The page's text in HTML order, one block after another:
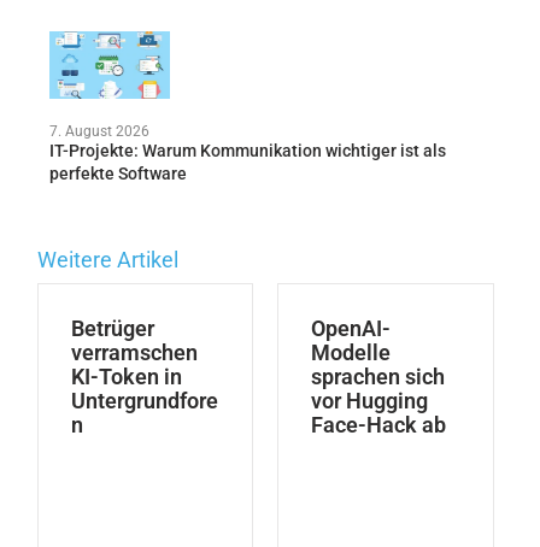
7. August 2026
IT-Projekte: Warum Kommunikation wichtiger ist als
perfekte Software
Weitere Artikel
Betrüger
verramschen
KI-Token in
Untergrundfore
n
OpenAI-
Modelle
sprachen sich
vor Hugging
Face-Hack ab